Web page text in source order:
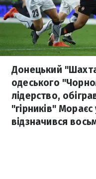
Донецький
одеського
лідерство,
"гірників"
відзначився